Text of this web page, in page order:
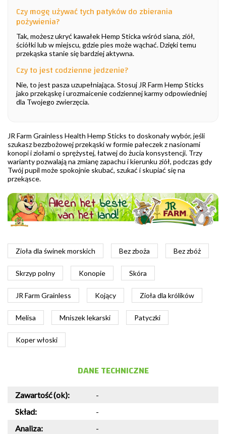
Czy mogę używać tych patyków do zbierania
pożywienia?
Tak, możesz ukryć kawałek Hemp Sticka wśród siana, ziół,
ściółki lub w miejscu, gdzie pies może wąchać. Dzięki temu
przekąska stanie się bardziej aktywna.
Czy to jest codzienne jedzenie?
Nie, to jest pasza uzupełniająca. Stosuj JR Farm Hemp Sticks
jako przekąskę i urozmaicenie codziennej karmy odpowiedniej
dla Twojego zwierzęcia.
JR Farm Grainless Health Hemp Sticks to doskonały wybór, jeśli
szukasz bezzbożowej przekąski w formie pałeczek z nasionami
konopi i ziołami o sprężystej, łatwej do żucia konsystencji. Trzy
warianty pozwalają na zmianę zapachu i kierunku ziół, podczas gdy
Twój pupil może spokojnie skubać, szukać i skupiać się na
przekąsce.
Zioła dla świnek morskich Bez zboża Bez zbóż
Skrzyp polny Konopie Skóra
JR Farm Grainless Kojący Zioła dla królików
Melisa Mniszek lekarski Patyczki
Koper włoski
DANE TECHNICZNE
Zawartość (ok):
-
Skład:
-
Analiza:
-